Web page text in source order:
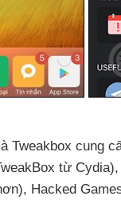
Tweakbox cung
từ Cydia)
, Hacked